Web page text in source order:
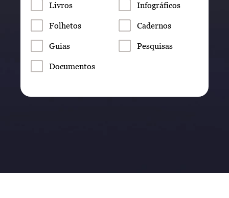
Livros Infográficos
Folhetos Cadernos
Guias Pesquisas
Documentos